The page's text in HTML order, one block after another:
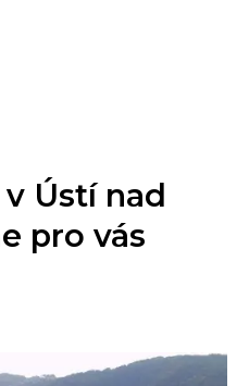
Ústí nad
pro vás